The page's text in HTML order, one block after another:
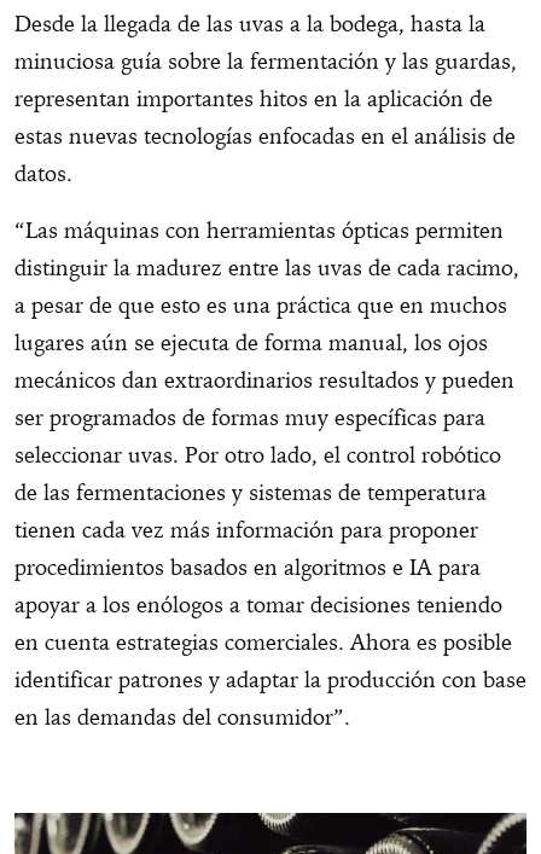
Desde la llegada de las uvas a la bodega, hasta la
minuciosa guía sobre la fermentación y las guardas,
representan importantes hitos en la aplicación de
estas nuevas tecnologías enfocadas en el análisis de
datos.
“Las máquinas con herramientas ópticas permiten
distinguir la madurez entre las uvas de cada racimo,
a pesar de que esto es una práctica que en muchos
lugares aún se ejecuta de forma manual, los ojos
mecánicos dan extraordinarios resultados y pueden
ser programados de formas muy específicas para
seleccionar uvas. Por otro lado, el control robótico
de las fermentaciones y sistemas de temperatura
tienen cada vez más información para proponer
procedimientos basados en algoritmos e IA para
apoyar a los enólogos a tomar decisiones teniendo
en cuenta estrategias comerciales. Ahora es posible
identificar patrones y adaptar la producción con base
en las demandas del consumidor”.